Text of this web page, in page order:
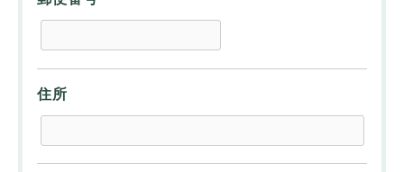
住所